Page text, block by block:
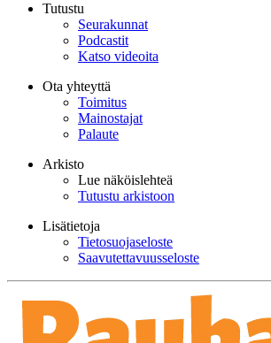
Tutustu
Seurakunnat
Podcastit
Katso videoita
Ota yhteyttä
Toimitus
Mainostajat
Palaute
Arkisto
Lue näköislehteä
Tutustu arkistoon
Lisätietoja
Tietosuojaseloste
Saavutettavuusseloste